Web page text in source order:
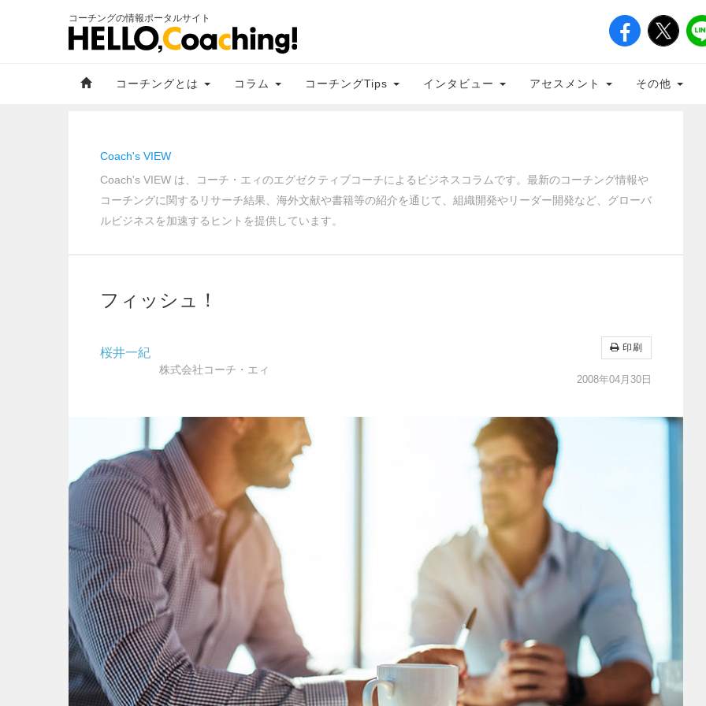
コーチングの情報ポータルサイト
コーチングとは コラム コーチングTips インタビュー アセスメント その他
Coach's VIEW
Coach's VIEW は、コーチ・エィのエグゼクティブコーチによるビジネスコラムです。最新のコーチング情報や
コーチングに関するリサーチ結果、海外文献や書籍等の紹介を通じて、組織開発やリーダー開発など、グローバ
ルビジネスを加速するヒントを提供しています。
フィッシュ！
桜井一紀
株式会社コーチ・エィ
印刷
2008年04月30日